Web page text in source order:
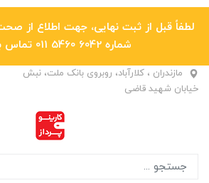
لطفاً قبل از ثبت نهایی، جهت اطلاع از
شماره 6042 5460 011 تماس بگیرید.
مازندران ، کلارآباد، روبروی بانک ملت، نبش
خیابان شهید قاضی